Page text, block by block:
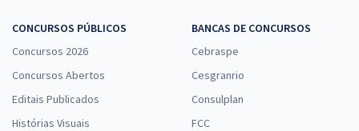
CONCURSOS PÚBLICOS
Concursos 2026
Concursos Abertos
Editais Publicados
Histórias Visuais
BANCAS DE CONCURSOS
Cebraspe
Cesgranrio
Consulplan
FCC